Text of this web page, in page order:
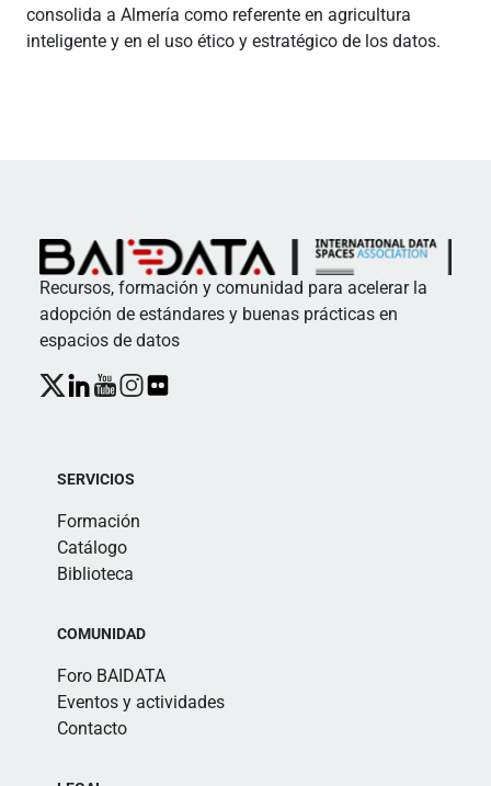
consolida a Almería como referente en agricultura
inteligente y en el uso ético y estratégico de los datos.
Recursos, formación y comunidad para acelerar la
adopción de estándares y buenas prácticas en
espacios de datos
SERVICIOS
Formación
Catálogo
Biblioteca
COMUNIDAD
Foro BAIDATA
Eventos y actividades
Contacto